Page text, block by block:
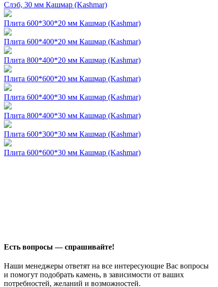
Слэб, 30 мм Кашмар (Kashmar)
Плита 600*300*20 мм Кашмар (Kashmar)
Плита 600*400*20 мм Кашмар (Kashmar)
Плита 800*400*20 мм Кашмар (Kashmar)
Плита 600*600*20 мм Кашмар (Kashmar)
Плита 600*400*30 мм Кашмар (Kashmar)
Плита 800*400*30 мм Кашмар (Kashmar)
Плита 600*300*30 мм Кашмар (Kashmar)
Плита 600*600*30 мм Кашмар (Kashmar)
Есть вопросы — спрашивайте!
Наши менеджеры ответят на все интересующие Вас вопросы
и помогут подобрать камень, в зависимости от ваших
потребностей, желаний и возможностей.